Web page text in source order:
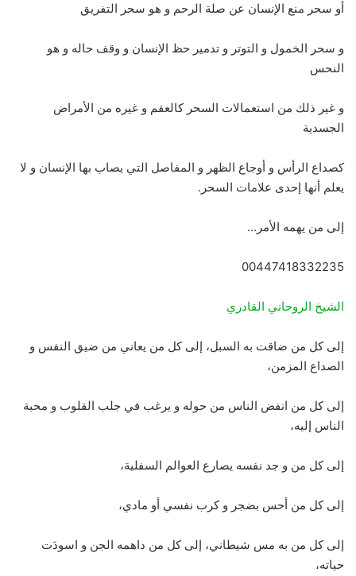
أو سحر منع الإنسان عن صلة الرحم و هو سحر التفريق
و سحر الخمول و التوتر و تدمير حظ الإنسان و وقف حاله و هو
النحس
و غير ذلك من استعمالات السحر كالعقم و غيره من الأمراض
الجسدية
كصداع الرأس و أوجاع الظهر و المفاصل التي يصاب بها الإنسان و لا
يعلم أنها إحدى علامات السحر.
إلى من يهمه الأمر…
00447418332235
الشيخ الروحاني القادري
إلى كل من ضاقت به السبل، إلى كل من يعاني من ضيق النفس و
الصداع المزمن،
إلى كل من انفض الناس من حوله و يرغب في جلب القلوب و محبة
الناس إليه،
إلى كل من و جد نفسه يصارع العوالم السفلية،
إلى كل من أحس بضجر و كرب نفسي أو مادي،
إلى كل من به مس شيطاني، إلى كل من داهمه الجن و اسودَت
حياته،